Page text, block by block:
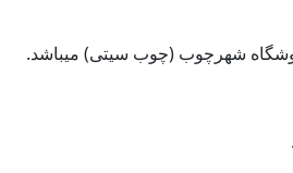
شهرچوب (چوب سیتی) میباشد.